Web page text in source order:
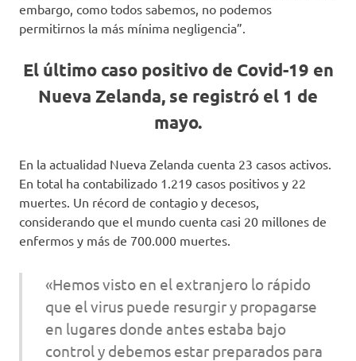
embargo, como todos sabemos, no podemos
permitirnos la más mínima negligencia”.
El último caso positivo de Covid-19 en
Nueva Zelanda, se registró el 1 de
mayo.
En la actualidad Nueva Zelanda cuenta 23 casos activos.
En total ha contabilizado 1.219 casos positivos y 22
muertes. Un récord de contagio y decesos,
considerando que el mundo cuenta casi 20 millones de
enfermos y más de 700.000 muertes.
«Hemos visto en el extranjero lo rápido
que el virus puede resurgir y propagarse
en lugares donde antes estaba bajo
control y debemos estar preparados para